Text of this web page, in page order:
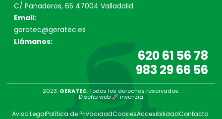
C/ Panaderos, 65 47004 Valladolid
Email:
geratec@geratec.es
Llámanos:
620 61 56 78
983 29 66 56
2023. GERATEC. Todos los derechos reservados.
Diseño web invenzia
Aviso LegalPolítica de PrivacidadCookiesAccesibilidadContacto